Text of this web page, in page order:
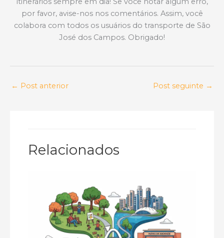
Gostos
Campos Que
Você Não Pode
Perder
por favor, avise-nos nos comentários. Assim, você
colabora com todos os usuários do transporte de São
José dos Campos. Obrigado!
← Post anterior Post seguinte →
Relacionados